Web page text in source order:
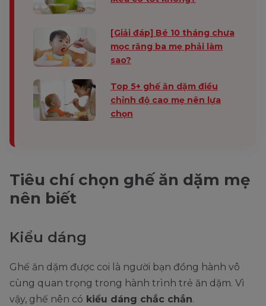
[Giải đáp] Bé 10 tháng chưa
mọc răng ba mẹ phải làm
sao?
Top 5+ ghế ăn dặm điều
chỉnh độ cao mẹ nên lựa
chọn
Tiêu chí chọn ghế ăn dặm mẹ
nên biết
Kiểu dáng
Ghế ăn dặm được coi là người bạn đồng hành vô
cùng quan trọng trong hành trình trẻ ăn dặm. Vì
vậy, ghế nên có kiểu dáng chắc chắn.